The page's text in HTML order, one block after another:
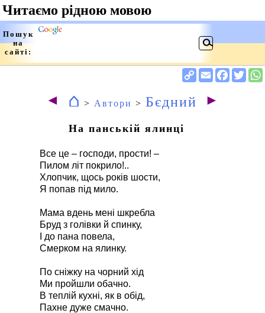
◄ ⌂ > Автори > Бєдний ►
На панській ялинці
Все це – господи, прости! –
Пилом літ покрило!..
Хлопчик, щось років шости,
Я попав під мило.
Мама вдень мені шкребла
Бруд з голівки й спинку,
І до пана повела,
Смерком на ялинку.
По сніжку на чорний хід
Ми пройшли обачно.
В теплій кухні, як в обід,
Пахне дуже смачно.